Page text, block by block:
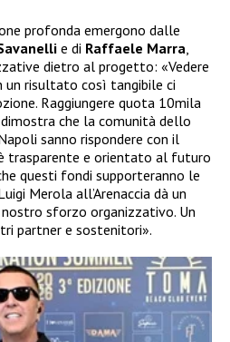
profonda emergono dalle
e di Raffaele Marra
dietro al progetto: «Vedere
un risultato così tangibile ci
Raggiungere quota 10mila
che la comunità dello
sanno rispondere con il
trasparente e orientato al futuro
questi fondi supporteranno le
Merola all’Arenaccia dà un
sforzo organizzativo. Un
partner e sostenitori».